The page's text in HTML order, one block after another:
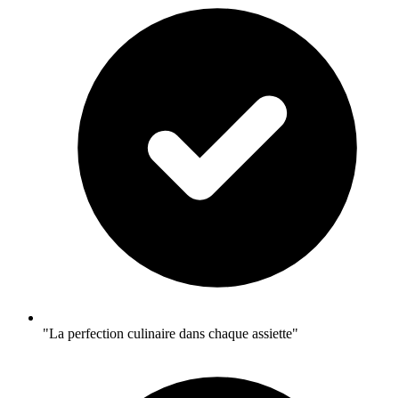
"La perfection culinaire dans chaque assiette"